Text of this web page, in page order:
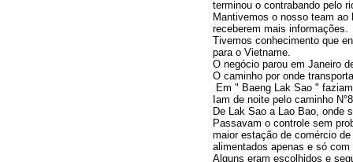
terminou o contrabando pelo
Mantivemos o nosso team
receberem mais informações.
Tivemos conhecimento que
para o Vietname.
O negócio parou em Janeiro
O caminho por onde
Em " Baeng Lak Sao "
Iam de noite pelo caminho
De Lak Sao a Lao Bao, onde
Passavam o controle sem
maior estação de comércio
alimentados apenas e só
Alguns eram escolhidos e